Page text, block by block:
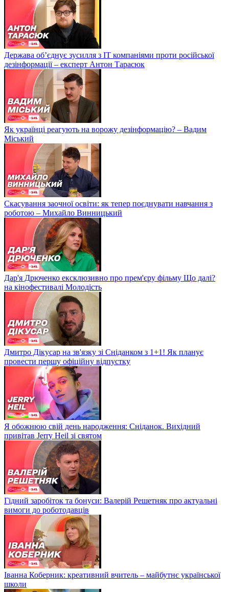
Держава об’єднує зусилля з ІТ компаніями проти російської
дезінформації – експерт Антон Тарасюк
Як українці реагують на ворожу дезінформацію? – Вадим
Міський
Скасування заочної освіти: як тепер поєднувати навчання з
роботою – Михайло Винницький
Дар'я Дрюченко ексклюзивно про прем'єру фільму Що далі?
на кінофестивалі Молодість
Дмитро Дікусар на зв'язку зі Сніданком з 1+1! Як планує
провести першу офіційну відпустку
Я обожнюю свій день народження: Сніданок. Вихідний
привітав Jerry Heil зі святом
Гідний заробіток та бонуси: Валерій Решетняк про актуальні
вимоги до роботодавців
Іванна Коберник: креативний вчитель – майбутнє української
школи